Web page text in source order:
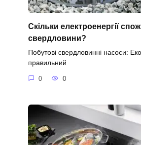
Скільки електроенергії
свердловини?
Побутові свердловинні насоси:
правильний
0 0